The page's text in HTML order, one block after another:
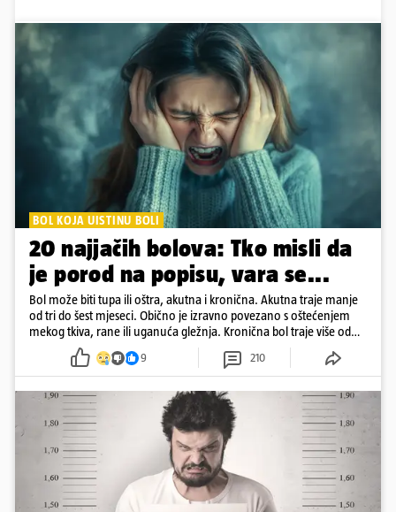
BOL KOJA UISTINU BOLI
20 najjačih bolova: Tko misli da
je porod na popisu, vara se...
Bol može biti tupa ili oštra, akutna i kronična. Akutna traje manje
od tri do šest mjeseci. Obično je izravno povezano s oštećenjem
mekog tkiva, rane ili uganuća gležnja. Kronična bol traje više od
šest mjeseci
9 210